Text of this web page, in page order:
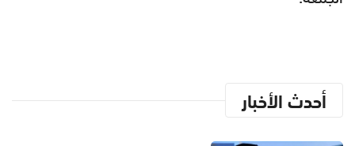
أحدث الأخبار